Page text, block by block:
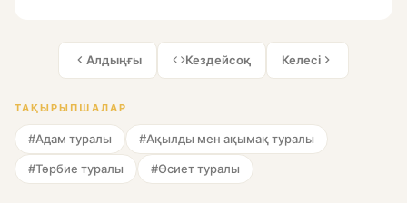
Алдыңғы Кездейсоқ Келесі
ТАҚЫРЫПШАЛАР
#Адам туралы #Ақылды мен ақымақ туралы
#Тәрбие туралы #Өсиет туралы